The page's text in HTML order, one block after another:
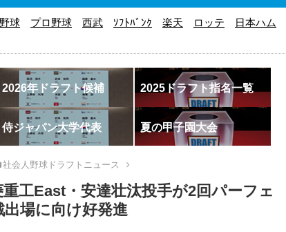
球 プロ野球 西武 ｿﾌﾄﾊﾞﾝｸ 楽天 ロッテ 日本ハム
2026年ドラフト候補 2025ドラフト指名一覧
侍ジャパン大学代表 夏の甲子園大会
社会人野球ドラフトニュース
重工East・安達壮汰投手が2回パーフェ
場に向け好発進